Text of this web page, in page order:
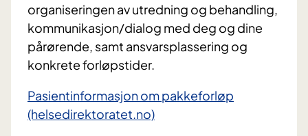
organiseringen av utredning og behandling,
kommunikasjon/dialog med deg og dine
pårørende, samt ansvarsplassering og
konkrete forløpstider.
Pasientinformasjon om pakkeforløp
(helsedirektoratet.no)